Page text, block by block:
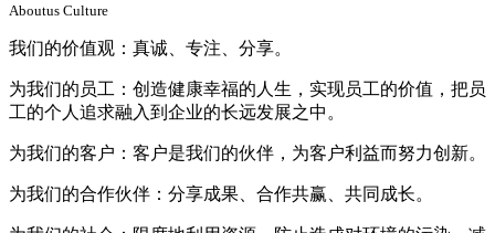
Aboutus Culture
我们的价值观：真诚、专注、分享。
为我们的员工：创造健康幸福的人生，实现员工的价值，把员
工的个人追求融入到企业的长远发展之中。
为我们的客户：客户是我们的伙伴，为客户利益而努力创新。
为我们的合作伙伴：分享成果、合作共赢、共同成长。